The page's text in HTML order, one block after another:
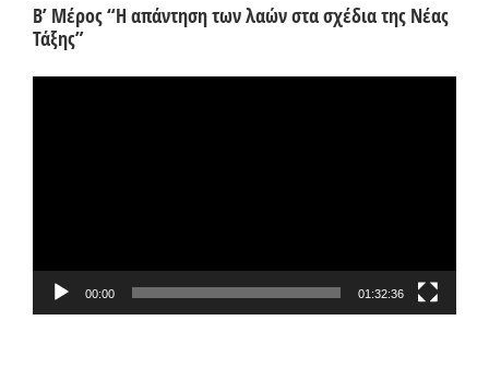
Β’ Μέρος “Η απάντηση των λαών στα σχέδια της Νέας
Τάξης”
00:00 01:32:36